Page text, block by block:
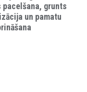
pacelšana, grunts
un pamatu